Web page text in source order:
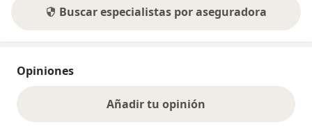
Buscar especialistas por aseguradora
Opiniones
Añadir tu opinión